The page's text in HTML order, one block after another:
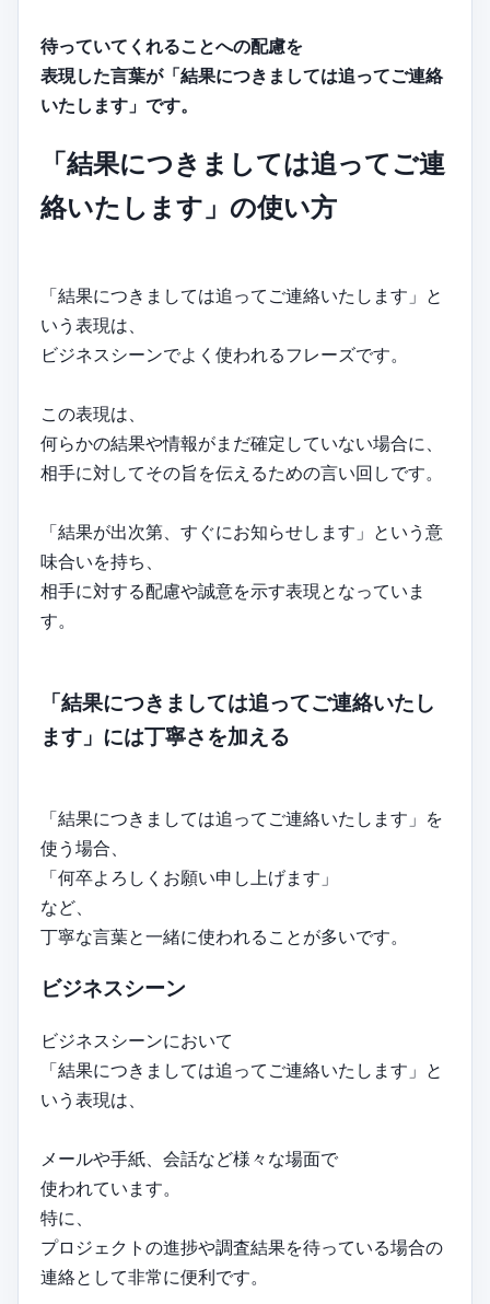
待っていてくれることへの配慮を
表現した言葉が「結果につきましては追ってご連絡
いたします」です。
「結果につきましては追ってご連
絡いたします」の使い方
「結果につきましては追ってご連絡いたします」と
いう表現は、
ビジネスシーンでよく使われるフレーズです。
この表現は、
何らかの結果や情報がまだ確定していない場合に、
相手に対してその旨を伝えるための言い回しです。
「結果が出次第、すぐにお知らせします」という意
味合いを持ち、
相手に対する配慮や誠意を示す表現となっていま
す。
「結果につきましては追ってご連絡いたし
ます」には丁寧さを加える
「結果につきましては追ってご連絡いたします」を
使う場合、
「何卒よろしくお願い申し上げます」
など、
丁寧な言葉と一緒に使われることが多いです。
ビジネスシーン
ビジネスシーンにおいて
「結果につきましては追ってご連絡いたします」と
いう表現は、
メールや手紙、会話など様々な場面で
使われています。
特に、
プロジェクトの進捗や調査結果を待っている場合の
連絡として非常に便利です。